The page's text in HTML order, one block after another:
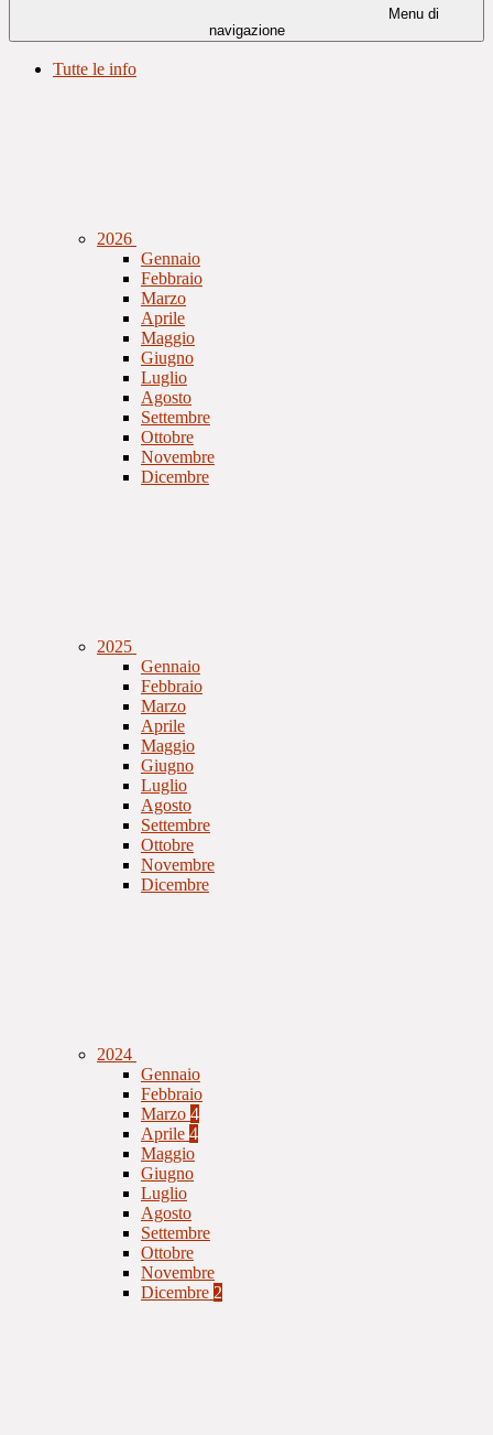
Menu di
navigazione
Tutte le info
2026
Gennaio
Febbraio
Marzo
Aprile
Maggio
Giugno
Luglio
Agosto
Settembre
Ottobre
Novembre
Dicembre
2025
Gennaio
Febbraio
Marzo
Aprile
Maggio
Giugno
Luglio
Agosto
Settembre
Ottobre
Novembre
Dicembre
2024
Gennaio
Febbraio
Marzo 4
Aprile 4
Maggio
Giugno
Luglio
Agosto
Settembre
Ottobre
Novembre
Dicembre 2